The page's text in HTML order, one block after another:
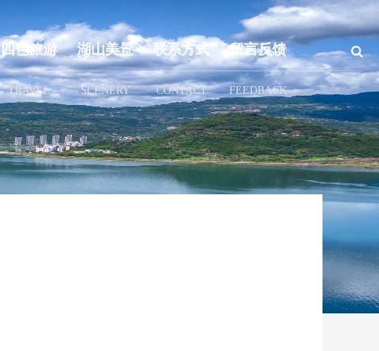
四色旅游
TRAVEL
湖山美景
SCENERY
联系方式
CONTACT
留言反馈
FEEDBACK